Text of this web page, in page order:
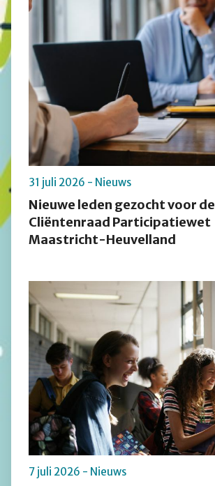
Nieuwe leden gezocht voor de
Cliëntenraad Participatiewet
Maastricht-Heuvelland
31 juli 2026 - Nieuws
7 juli 2026 - Nieuws